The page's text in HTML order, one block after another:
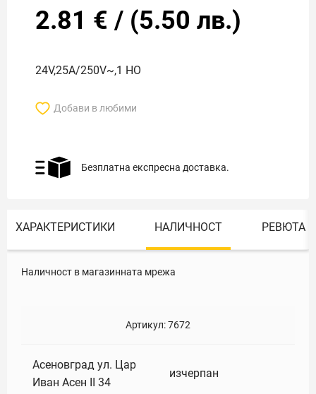
2.81 € / (5.50 лв.)
24V,25A/250V~,1 НО
Добави в любими
Безплатна експресна доставка.
ХАРАКТЕРИСТИКИ НАЛИЧНОСТ РЕВЮТА
Наличност в магазинната мрежа
Артикул:7672
Асеновград ул. Цар
Иван Асен II 34
изчерпан